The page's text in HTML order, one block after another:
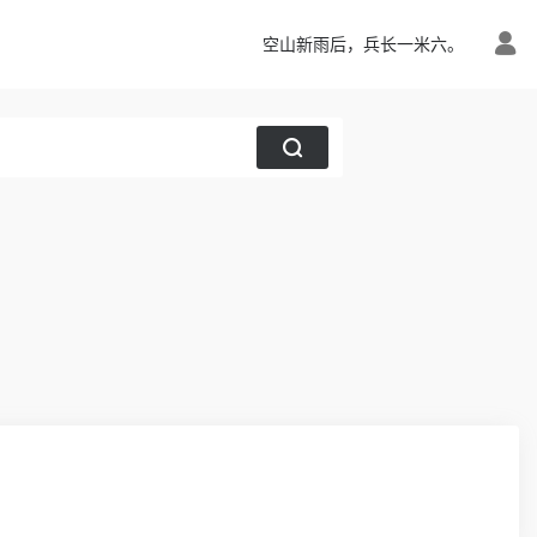
空山新雨后，兵长一米六。